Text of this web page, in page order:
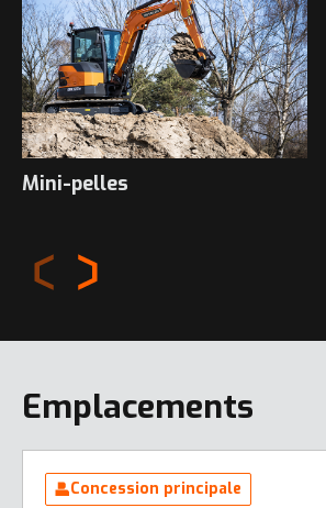
Mini-pelles
Emplacements
Concession principale